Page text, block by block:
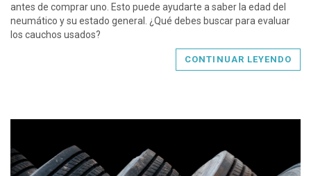
antes de comprar uno. Esto puede ayudarte a saber la edad del
neumático y su estado general. ¿Qué debes buscar para evaluar
los cauchos usados?
CONTINUAR LEYENDO